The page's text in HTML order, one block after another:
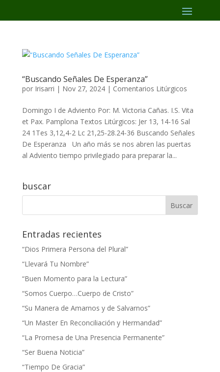
“Buscando Señales De Esperanza”
por Irisarri | Nov 27, 2024| Comentarios Litúrgicos
Domingo I de Adviento Por: M. Victoria Cañas. I.S. Vita
et Pax. Pamplona Textos Litúrgicos: Jer 13, 14-16 Sal
24 1Tes 3,12,4-2 Lc 21,25-28.24-36 Buscando Señales
De Esperanza Un año más se nos abren las puertas
al Adviento tiempo privilegiado para preparar la...
buscar
Entradas recientes
“Dios Primera Persona del Plural”
“Llevará Tu Nombre”
“Buen Momento para la Lectura”
“Somos Cuerpo…Cuerpo de Cristo”
“Su Manera de Amarnos y de Salvarnos”
“Un Master En Reconciliación y Hermandad”
“La Promesa de Una Presencia Permanente”
“Ser Buena Noticia”
“Tiempo De Gracia”